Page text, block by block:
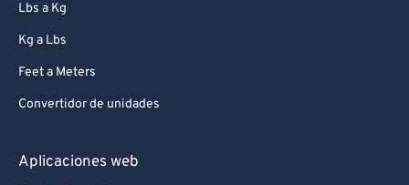
Lbs a Kg
Kg a Lbs
Feet a Meters
Convertidor de unidades
Aplicaciones web